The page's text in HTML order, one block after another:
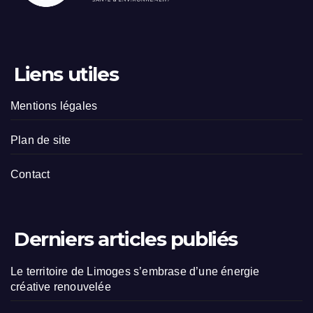
Liens utiles
Mentions légales
Plan de site
Contact
Derniers articles publiés
Le territoire de Limoges s’embrase d’une énergie
créative renouvelée